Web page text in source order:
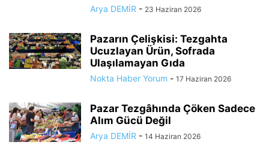
Arya DEMİR - 23 Haziran 2026
Pazarın Çelişkisi: Tezgahta
Ucuzlayan Ürün, Sofrada
Ulaşılamayan Gıda
Nokta Haber Yorum - 17 Haziran 2026
Pazar Tezgâhında Çöken Sadece
Alım Gücü Değil
Arya DEMİR - 14 Haziran 2026